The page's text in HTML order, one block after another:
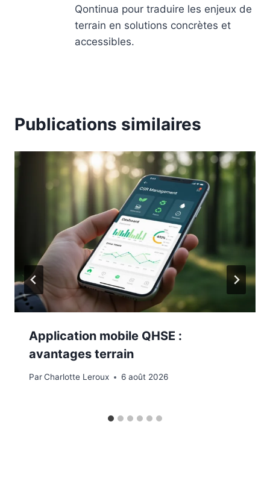
Qontinua pour traduire les enjeux de
terrain en solutions concrètes et
accessibles.
Publications similaires
Application mobile QHSE :
avantages terrain
ParCharlotte Leroux 6 août 2026